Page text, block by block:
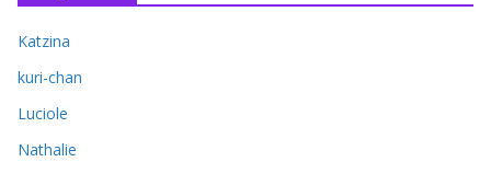
Katzina
kuri-chan
Luciole
Nathalie